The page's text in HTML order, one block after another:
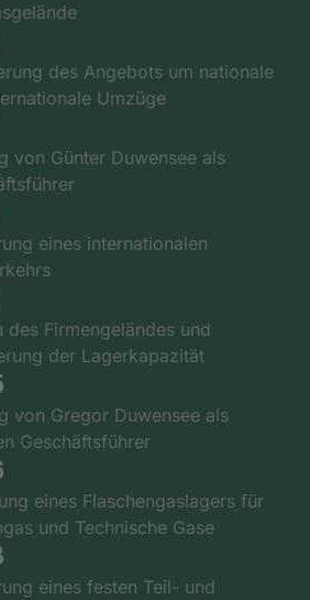
des Angebots um nationale
Umzüge
von Günter Duwensee als
eines internationalen
des Firmengeländes und
der Lagerkapazität
von Gregor Duwensee als
Geschäftsführer
eines Flaschengaslagers für
und Technische Gase
eines festen Teil- und